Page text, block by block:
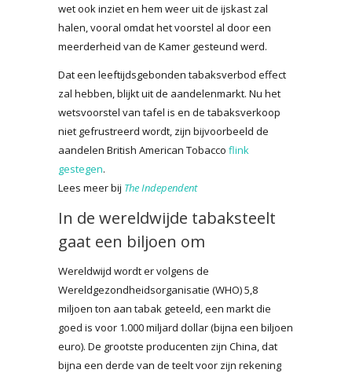
wet ook inziet en hem weer uit de ijskast zal
halen, vooral omdat het voorstel al door een
meerderheid van de Kamer gesteund werd.
Dat een leeftijdsgebonden tabaksverbod effect
zal hebben, blijkt uit de aandelenmarkt. Nu het
wetsvoorstel van tafel is en de tabaksverkoop
niet gefrustreerd wordt, zijn bijvoorbeeld de
aandelen British American Tobacco flink
gestegen.
Lees meer bij The Independent
In de wereldwijde tabaksteelt
gaat een biljoen om
Wereldwijd wordt er volgens de
Wereldgezondheidsorganisatie (WHO) 5,8
miljoen ton aan tabak geteeld, een markt die
goed is voor 1.000 miljard dollar (bijna een biljoen
euro). De grootste producenten zijn China, dat
bijna een derde van de teelt voor zijn rekening